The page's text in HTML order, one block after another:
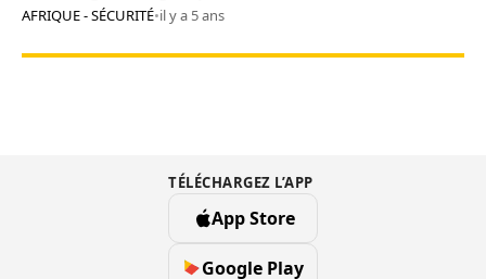
AFRIQUE - SÉCURITÉ•il y a 5 ans
TÉLÉCHARGEZ L’APP
App Store
Google Play